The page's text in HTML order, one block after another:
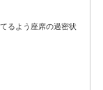
るよう座席の過密状